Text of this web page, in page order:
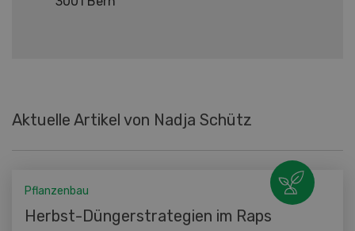
Aktuelle Artikel von Nadja Schütz
Pflanzenbau
Herbst-Düngerstrategien im Raps